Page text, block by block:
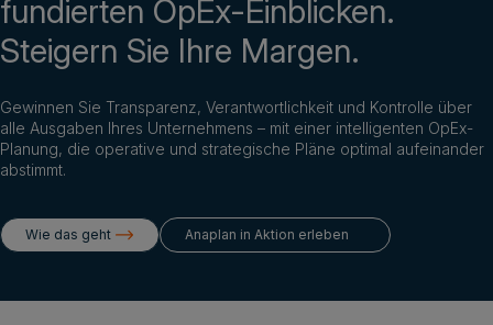
Ressourcen
Login
fundierten OpEx-Einblicken.
Steigern Sie Ihre Margen.
Gewinnen Sie Transparenz, Verantwortlichkeit und Kontrolle über
alle Ausgaben Ihres Unternehmens – mit einer intelligenten OpEx-
Planung, die operative und strategische Pläne optimal aufeinander
abstimmt.
Wie das geht Anaplan in Aktion erleben